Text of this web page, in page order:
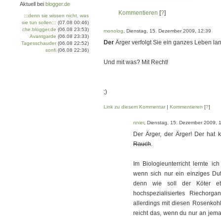
Kommentieren [?]
monolog , Dienstag, 15. Dezember 2009, 12:39
Der Ärger verfolgt Sie ein ganzes Leben
Und mit was? Mit Recht!
;)
Link zu diesem Kommentar| Kommentieren [?]
nnier, Dienstag, 15. Dezember 2009,
Der Ärger, der Ärger! Der hat
Rauch.
Im Biologieunterricht lernte
wenn sich nur ein einziges
denn wie soll der Köter
hochspezialisiertes
allerdings mit diesen
reicht das, wenn du nur an
Aktuell bei blogger.de
:::denn sie wissen nicht, was
sie tun sollen::: (07.08 00:46)
che.blogger.de (06.08 23:53)
Avantgarde (06.08 23:33)
Tagesschauder (06.08 22:52)
sonfi (06.08 22:36)